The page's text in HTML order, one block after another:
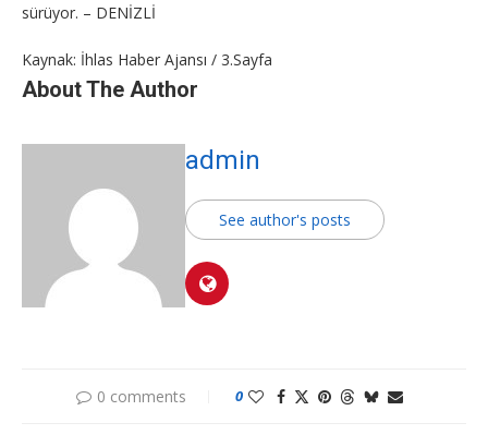
sürüyor. – DENİZLİ
Kaynak: İhlas Haber Ajansı / 3.Sayfa
About The Author
admin
See author's posts
0 comments 0